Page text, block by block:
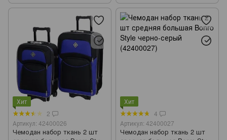
Хит
2
Артикул: 42400026
Чемодан набор ткань 2 шт
Хит
4
Артикул: 42400027
Чемодан набор ткань 2 шт